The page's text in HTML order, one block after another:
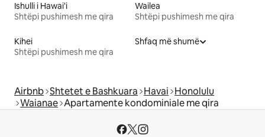
Ishulli i Hawai'i
Shtëpi pushimesh me qira
Wailea
Shtëpi pushimesh me qira
Kihei
Shtëpi pushimesh me qira
Shfaq më shumë
Airbnb Shtetet e Bashkuara Havai Honolulu
Waianae Apartamente kondominiale me qira